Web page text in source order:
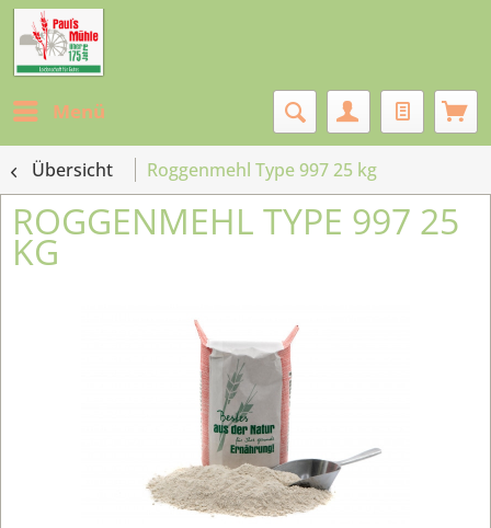
Menü
Übersicht Roggenmehl Type 997 25 kg
ROGGENMEHL TYPE 997 25
KG